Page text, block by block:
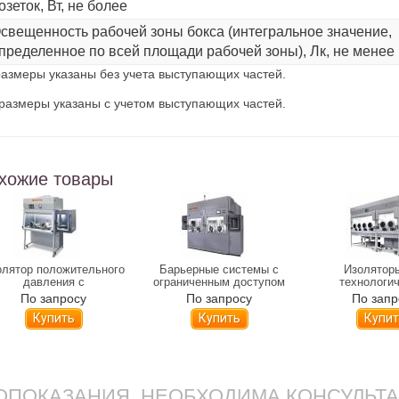
Вт, не более
рабочей зоны бокса (интегральное значение,
по всей площади рабочей зоны), Лк, не менее
указаны без учета выступающих частей.
указаны с учетом выступающих частей.
товары
положительного
давления с
принудительным
и фильтрацией
воздуха из рабочей
LAMSYSTEMS 2R-
По запросу
Купить
Барьерные системы c
ограниченным доступом
LAMSYSTEMS
По запросу
Купить
процессов
По